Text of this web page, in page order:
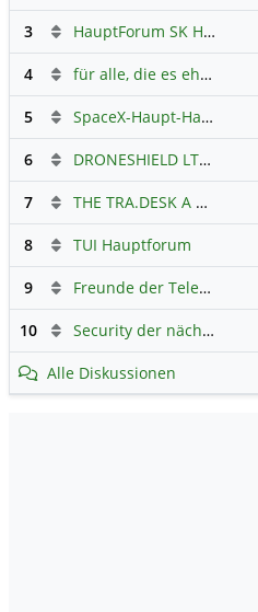
3 HauptForum SK HYNIC
4 für alle, die es ehrlich meinen beim Traden.
5 SpaceX-Haupt-Hauptforum
6 DRONESHIELD LTD
7 THE TRA.DESK A DL-,000001
8 TUI Hauptforum
9 Freunde der Telekom
10 Security der nächsten Generation
Alle Diskussionen